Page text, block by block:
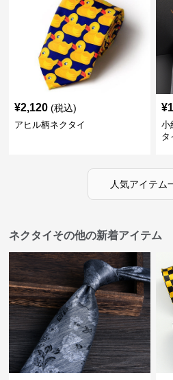
¥2,120 (税込)
アヒル柄ネクタイ
¥
小
タ
人気アイテム
ネクタイその他の新着アイテム